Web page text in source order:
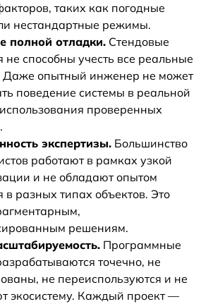
таких как погодные
нестандартные режимы.
полной отладки. Стендовые
не способны учесть все реальные
Даже опытный инженер не может
поведение системы в реальной
проверенных
экспертизы. Большинство
работают в рамках узкой
и не обладают опытом
в разных типах объектов. Это
решениям.
Программные
точечно, не
не переиспользуются и не
экосистему. Каждый проект —